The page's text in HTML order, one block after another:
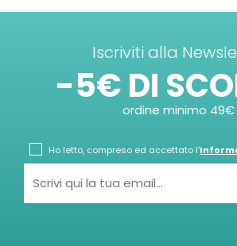
Iscriviti alla
-5€ DI
ordine minimo 49€
Ho letto, compreso ed accettato l'